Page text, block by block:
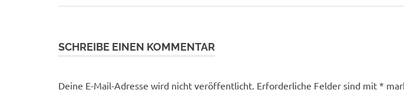
Beitrag:
SCHREIBE EINEN KOMMENTAR
Deine E-Mail-Adresse wird nicht veröffentlicht. Erforderliche Felder sind mit*